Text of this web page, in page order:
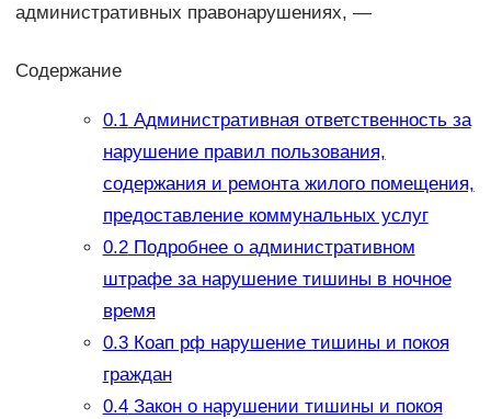
административных правонарушениях, —
Содержание
0.1Административная ответственность за
нарушение правил пользования,
содержания и ремонта жилого помещения,
предоставление коммунальных услуг
0.2Подробнее о административном
штрафе за нарушение тишины в ночное
время
0.3Коап рф нарушение тишины и покоя
граждан
0.4Закон о нарушении тишины и покоя